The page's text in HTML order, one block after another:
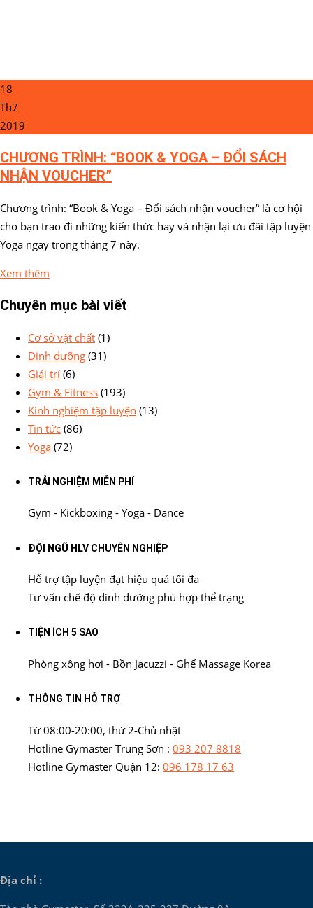
18
Th7
2019
CHƯƠNG TRÌNH: “BOOK & YOGA – ĐỔI SÁCH
NHẬN VOUCHER”
Chương trình: “Book & Yoga – Đổi sách nhận voucher” là cơ hội
cho bạn trao đi những kiến thức hay và nhận lại ưu đãi tập luyện
Yoga ngay trong tháng 7 này.
Xem thêm
Chuyên mục bài viết
Cơ sở vật chất (1)
Dinh dưỡng (31)
Giải trí (6)
Gym & Fitness (193)
Kinh nghiệm tập luyện (13)
Tin tức (86)
Yoga (72)
TRẢI NGHIỆM MIỄN PHÍ
Gym - Kickboxing - Yoga - Dance
ĐỘI NGŨ HLV CHUYÊN NGHIỆP
Hỗ trợ tập luyện đạt hiệu quả tối đa
Tư vấn chế độ dinh dưỡng phù hợp thể trạng
TIỆN ÍCH 5 SAO
Phòng xông hơi - Bồn Jacuzzi - Ghế Massage Korea
THÔNG TIN HỖ TRỢ
Từ 08:00-20:00, thứ 2-Chủ nhật
Hotline Gymaster Trung Sơn : 093 207 8818
Hotline Gymaster Quận 12: 096 178 17 63
Địa chỉ :